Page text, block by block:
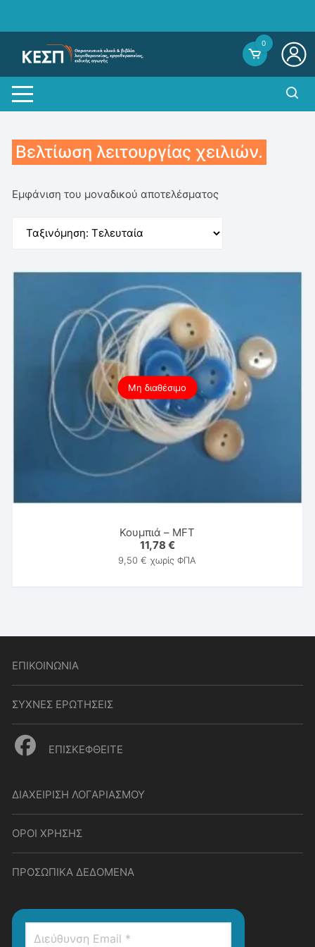
0
Βελτίωση λειτουργίας χειλιών.
Εμφάνιση του μοναδικού αποτελέσματος
Μη διαθέσιμο
Κουμπιά – MFT
11,78 €
9,50€ χωρίς ΦΠΑ
ΕΠΙΚΟΙΝΩΝΙΑ
ΣΥΧΝΕΣ ΕΡΩΤΗΣΕΙΣ
ΕΠΙΣΚΕΦΘΕΙΤΕ
ΔΙΑΧΕΙΡΙΣΗ ΛΟΓΑΡΙΑΣΜΟΥ
ΟΡΟΙ ΧΡΗΣΗΣ
ΠΡΟΣΩΠΙΚΑ ΔΕΔΟΜΕΝΑ